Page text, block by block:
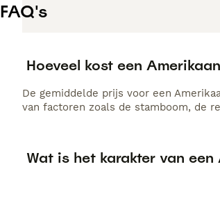
FAQ's
Hoeveel kost een
De gemiddelde prijs voor een
van factoren zoals de stamboom, de
Wat is het karakter van